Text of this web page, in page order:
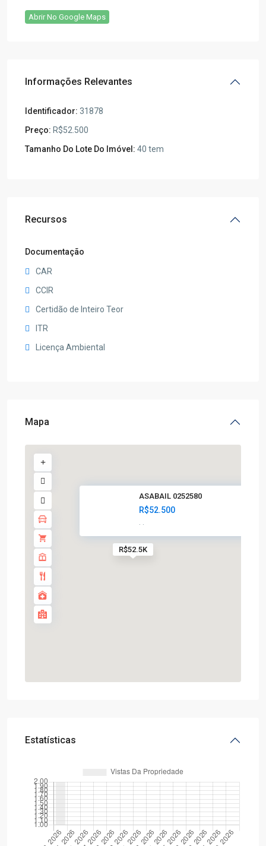
Abrir No Google Maps
Informações Relevantes
Identificador: 31878
Preço: R$52.500
Tamanho Do Lote Do Imóvel: 40 tem
Recursos
Documentação
CAR
CCIR
Certidão de Inteiro Teor
ITR
Licença Ambiental
Mapa
R$52.5K
ASABAIL 0252580
R$52.500
· ·
Estatísticas